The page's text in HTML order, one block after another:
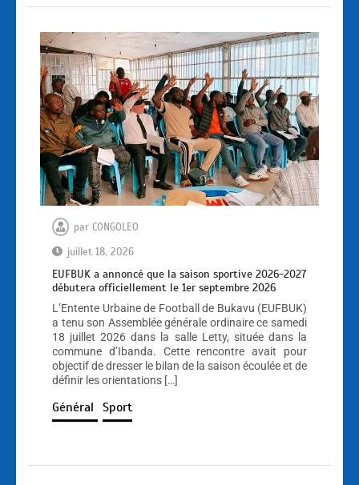
par CONGOLEO
juillet 18, 2026
EUFBUK a annoncé que la saison sportive 2026-2027
débutera officiellement le 1er septembre 2026
L’Entente Urbaine de Football de Bukavu (EUFBUK)
a tenu son Assemblée générale ordinaire ce samedi
18 juillet 2026 dans la salle Letty, située dans la
commune d’Ibanda. Cette rencontre avait pour
objectif de dresser le bilan de la saison écoulée et de
définir les orientations […]
Général Sport